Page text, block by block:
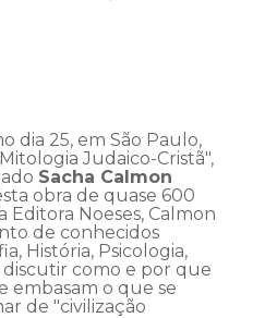
dia 25, em São Paulo,
Judaico-Cristã",
Sacha Calmon
obra de quase 600
Editora Noeses, Calmon
de conhecidos
História, Psicologia,
discutir como e por que
embasam o que se
de "civilização